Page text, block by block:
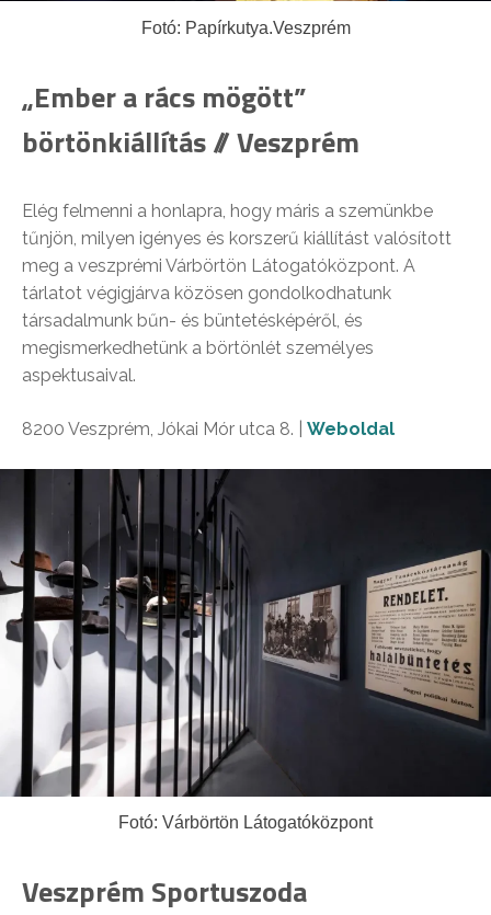
Fotó: Papírkutya.Veszprém
„Ember a rács mögött”
börtönkiállítás // Veszprém
Elég felmenni a honlapra, hogy máris a szemünkbe
tűnjön, milyen igényes és korszerű kiállítást valósított
meg a veszprémi Várbörtön Látogatóközpont. A
tárlatot végigjárva közösen gondolkodhatunk
társadalmunk bűn- és büntetésképéről, és
megismerkedhetünk a börtönlét személyes
aspektusaival.
8200 Veszprém, Jókai Mór utca 8. | Weboldal
Fotó: Várbörtön Látogatóközpont
Veszprém Sportuszoda